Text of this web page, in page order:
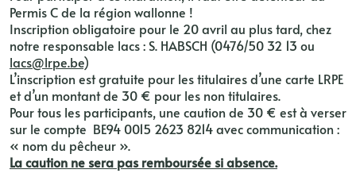
Permis C de la région wallonne !
Inscription obligatoire pour le 20 avril au plus tard, chez
notre responsable lacs : S. HABSCH (0476/50 32 13 ou
lacs@lrpe.be)
L’inscription est gratuite pour les titulaires d’une carte LRPE
et d’un montant de 30 € pour les non titulaires.
Pour tous les participants, une caution de 30 € est à verser
sur le compte BE94 0015 2623 8214 avec communication :
« nom du pêcheur ».
La caution ne sera pas remboursée si absence.